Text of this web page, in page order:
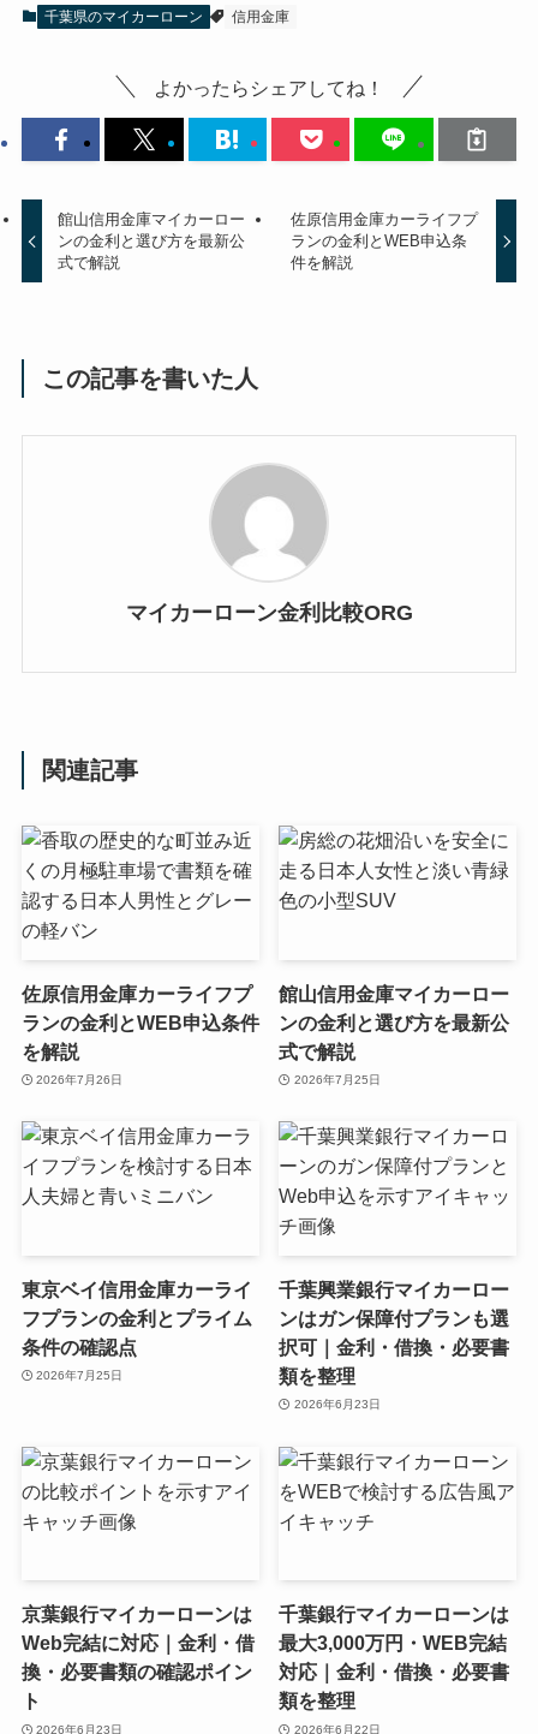
千葉県のマイカーローン 信用金庫
よかったらシェアしてね！
館山信用金庫マイカーロー
ンの金利と選び方を最新公
式で解説
佐原信用金庫カーライフプ
ランの金利とWEB申込条
件を解説
この記事を書いた人
マイカーローン金利比較ORG
関連記事
佐原信用金庫カーライフプ
ランの金利とWEB申込条件
を解説
2026年7月26日
館山信用金庫マイカーロー
ンの金利と選び方を最新公
式で解説
2026年7月25日
東京ベイ信用金庫カーライ
フプランの金利とプライム
条件の確認点
2026年7月25日
千葉興業銀行マイカーロー
ンはガン保障付プランも選
択可｜金利・借換・必要書
類を整理
2026年6月23日
京葉銀行マイカーローンは
Web完結に対応｜金利・借
換・必要書類の確認ポイン
ト
2026年6月23日
千葉銀行マイカーローンは
最大3,000万円・WEB完結
対応｜金利・借換・必要書
類を整理
2026年6月22日